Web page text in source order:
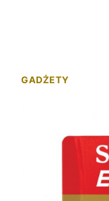
GADŻETY